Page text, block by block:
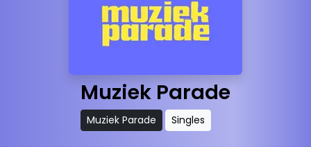
Muziek Parade
Muziek Parade Singles